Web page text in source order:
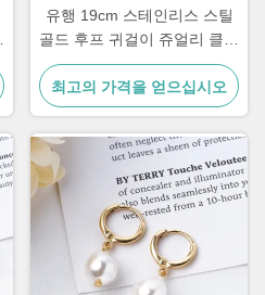
유행 19cm 스테인리스 스틸
골드 후프 귀걸이 쥬얼리 클립
온 실버 후프 허기
최고의 가격을 얻으십시오